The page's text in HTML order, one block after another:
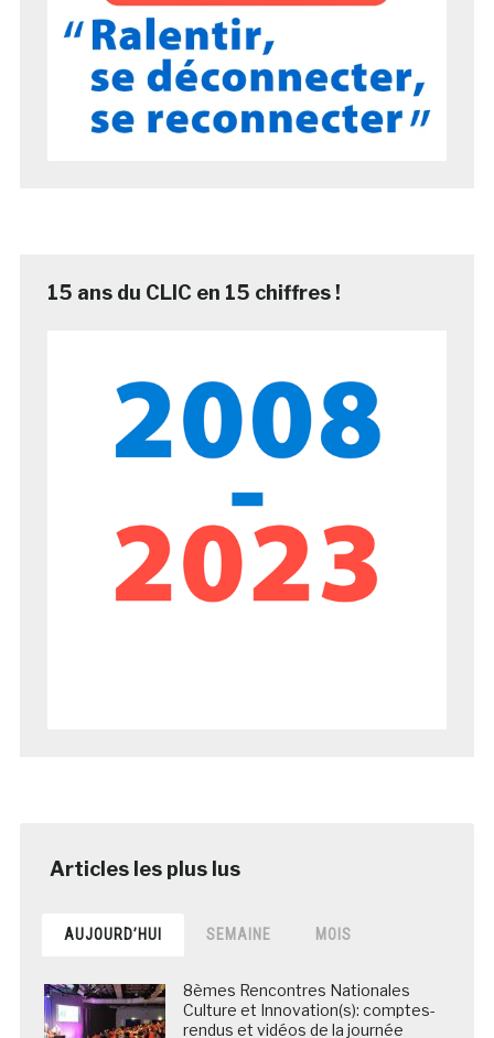
15 ans du CLIC en 15 chiffres !
AUJOURD’HUI SEMAINE MOIS
8èmes Rencontres Nationales
Culture et Innovation(s): comptes-
rendus et vidéos de la journée